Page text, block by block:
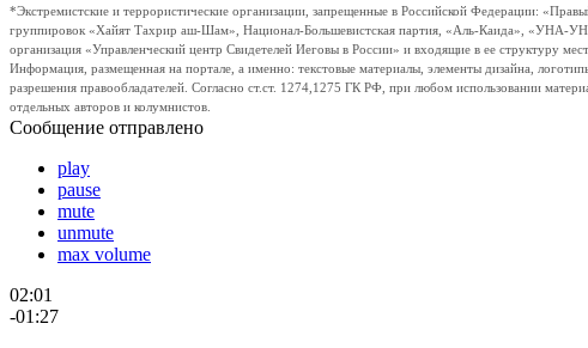
*Экстремистские и террористические организации, запрещенные в Российской Федерации:
группировок «Хайят Тахрир аш-Шам», Национал-Большевистская партия, «Аль-Каида», «УНА-
организация «Управленческий центр Свидетелей Иеговы в России» и входящие в ее структуру
Информация, размещенная на портале, а именно: текстовые материалы, элементы дизайна,
разрешения правообладателей. Согласно ст.ст. 1274,1275 ГК РФ, при любом использовании
отдельных авторов и колумнистов.
Сообщение отправлено
play
pause
mute
unmute
max volume
02:01
-01:27